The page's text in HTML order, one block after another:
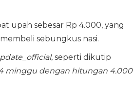
upah sebesar Rp 4.000, yang
sebungkus nasi.
, seperti dikutip
minggu dengan hitungan 4.000